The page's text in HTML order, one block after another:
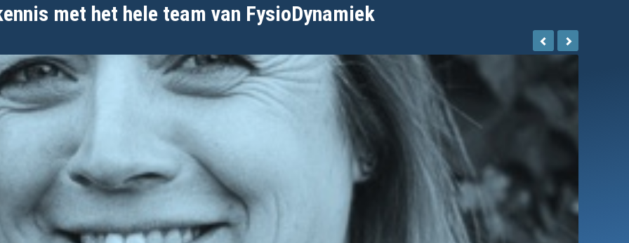
met het hele team van FysioDynamiek